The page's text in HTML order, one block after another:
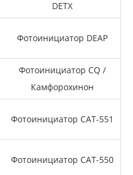
DETX
Фотоинициатор DEAP
Фотоинициатор CQ /
Камфорохинон
Фотоинициатор CAT-551
Фотоинициатор CAT-550